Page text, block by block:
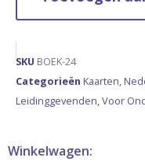
SKU BOEK-24
Categorieën Kaarten,
Leidinggevenden,Voor
Winkelwagen: